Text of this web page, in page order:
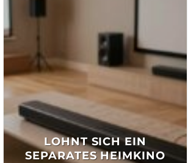
LOHNT SICH EIN
SEPARATES HEIMKINO